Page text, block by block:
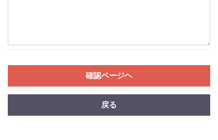
確認ページヘ
戻る